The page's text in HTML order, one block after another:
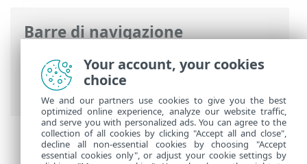
Barre di navigazione
Guida online ESET>ESET Endpoint
Antivirus
>Utilizzo di ESET Endpoint
Antivirus
Configurazione > Computer
Your account, your cookies
choice
We and our partners use cookies to give you the best
optimized online experience, analyze our website traffic,
and serve you with personalized ads. You can agree to the
collection of all cookies by clicking "Accept all and close",
decline all non-essential cookies by choosing "Accept
essential cookies only", or adjust your cookie settings by